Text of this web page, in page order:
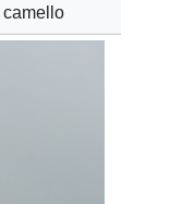
camello